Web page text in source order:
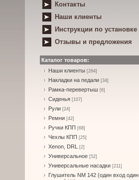
Контакты
Наши клиенты
Инструкции по установке
Отзывы и предложения
Каталог товаров:
Наши клиенты [284]
Накладки на педали [34]
Рамка-перевертыш [6]
Сиденья [107]
Рули [24]
Ремни [42]
Ручки КПП [68]
Чехлы КПП [25]
Xenon, DRL [2]
Универсальное [52]
Универсальные насадки [211]
Глушитель NM 142 (один вход один